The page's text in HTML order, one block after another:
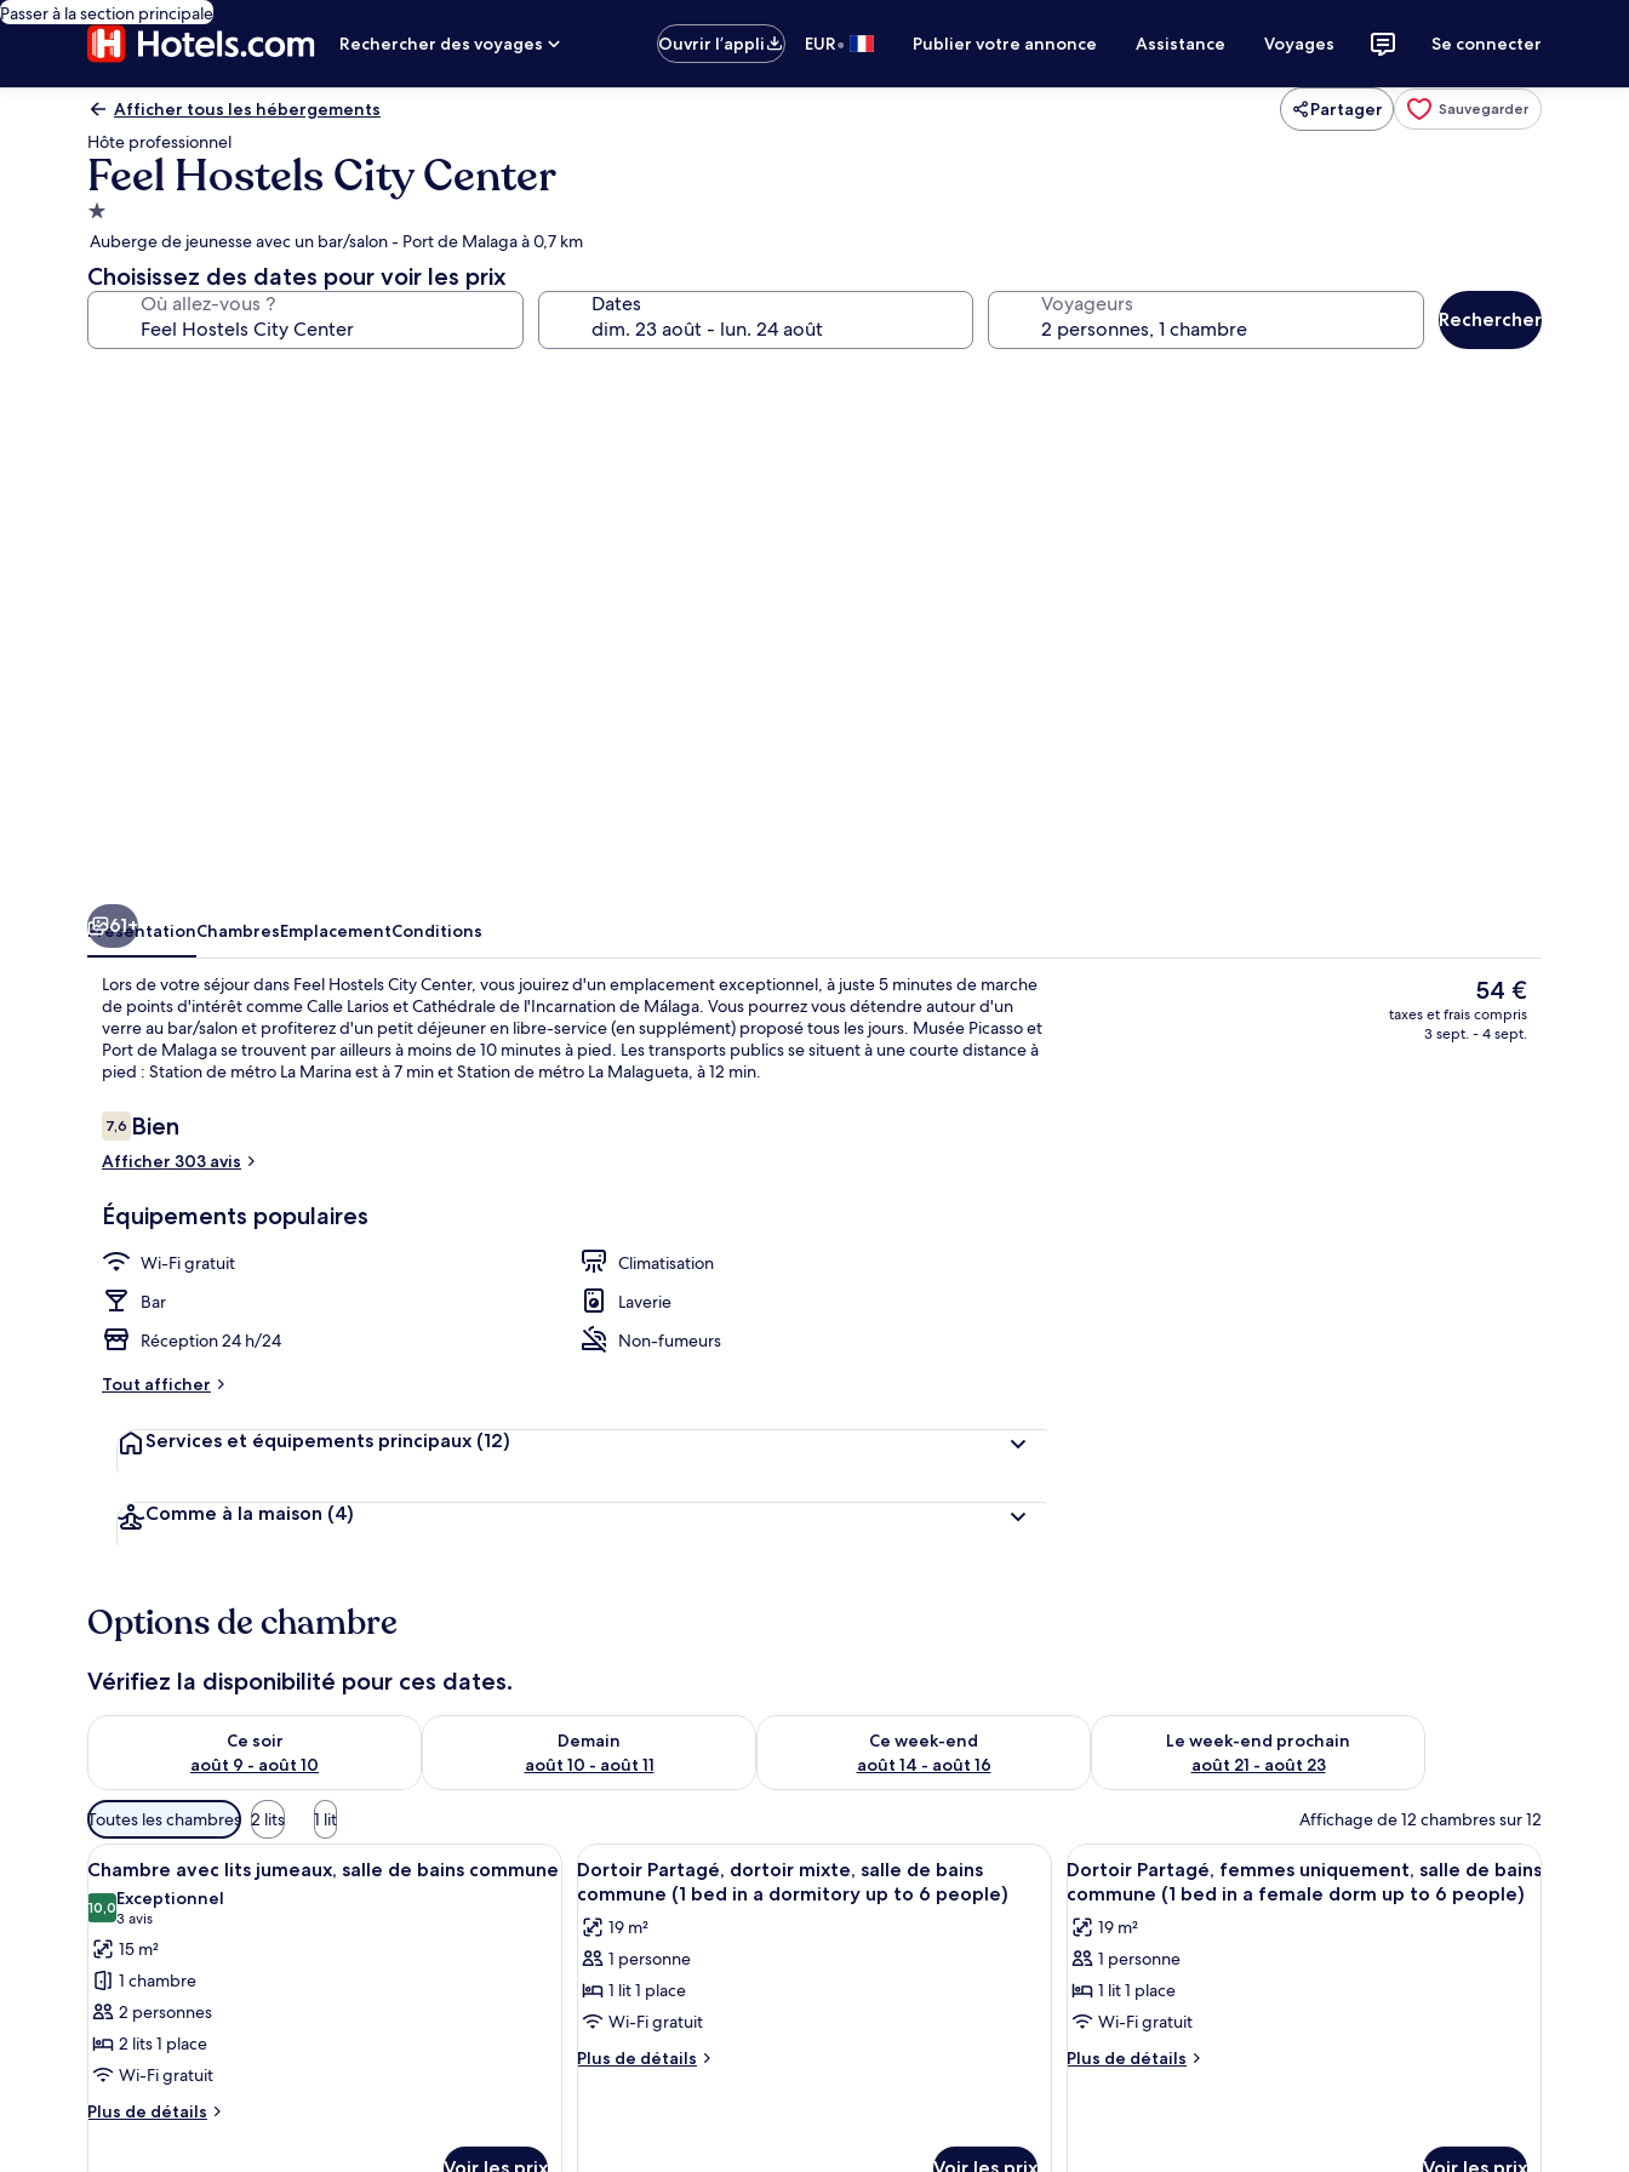
Passer à la section principale
Rechercher des voyages
Ouvrir l’appli EUR• Publier votre annonce Assistance Voyages Se connecter
Afficher tous les hébergements Partager Sauvegarder
Hôte professionnel
Feel Hostels City Center
Hébergement
1.0 étoile
Auberge de jeunesse avec un bar/salon - Port de Malaga à 0,7 km
Choisissez des dates pour voir les prix
Où allez-vous ? Dates Voyageurs
Rechercher
Coin séjour Petit déjeuner en libre-service servi
61+
PrésentationChambresEmplacementConditions
Lors de votre séjour dans Feel Hostels City Center, vous jouirez d'un emplacement exceptionnel, à juste 5 minutes de marche
de points d'intérêt comme Calle Larios et Cathédrale de l'Incarnation de Málaga. Vous pourrez vous détendre autour d'un
verre au bar/salon et profiterez d'un petit déjeuner en libre-service (en supplément) proposé tous les jours. Musée Picasso et
Port de Malaga se trouvent par ailleurs à moins de 10 minutes à pied. Les transports publics se situent à une courte distance à
pied : Station de métro La Marina est à 7 min et Station de métro La Malagueta, à 12 min.
Avis
voyageurs
7,67,6 sur 10
Bien
Afficher 303 avis
Équipements populaires
Wi-Fi gratuit
Climatisation
Bar
Laverie
Réception 24 h/24
Non-fumeurs
Tout afficher
Services et équipements principaux (12)
Comme à la maison (4)
Le
prix
actuel
54 €
taxes et frais compris
3 sept. - 4 sept.
Options de chambre
Vérifiez la disponibilité pour ces dates.
Ce soir
août 9 - août 10
Vérifier la disponibilité pour ce soir août 9 - août 10
Demain
août 10 - août 11
Vérifier la disponibilité pour demain août 10 - août 11
Ce week-end
août 14 - août 16
Vérifier la disponibilité pour ce week-end août 14 - août 16
Le week-end prochain
août 21 - août 23
Vérifier la disponibilité pour le week-end prochain août 21 -
Filtres
disponibles
pour
les
chambres
Toutes les chambres 2 lits 1 lit Affichage de 12 chambres sur 12
Afficher
toutes
les
photos
pour
ce
type
de
chambre :
Chambre
Une chambre d’hôtel avec deux lits, une petite table avec une lampe et des œuvres d’art accrochées au mur.
5
Chambre avec lits jumeaux, salle de bains commune
10,010,0 sur 10
Exceptionnel
3 avis
(3 avis)
15 m²
1 chambre
2 personnes
2 lits 1 place
Wi-Fi gratuit
Plus de détails
Plus
Afficher
toutes
les
photos
pour
ce
type
de
Une chambre de dortoir avec des lits superposés, une fenêtre et une porte.
5
Dortoir Partagé, dortoir mixte, salle de bains
commune (1 bed in a dormitory up to 6 people)
19 m²
1 personne
1 lit 1 place
Wi-Fi gratuit
Plus de détails
Plus
Afficher
toutes
les
photos
pour
ce
type
de
Une chambre de dortoir avec des lits
5
Dortoir Partagé, femmes uniquement, salle de bains
commune (1 bed in a female dorm up to 6 people)
19 m²
1 personne
1 lit 1 place
Wi-Fi gratuit
Plus de détails
Plus